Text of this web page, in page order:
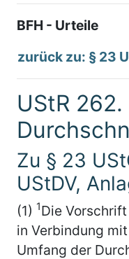
BFH - Urteile
zurück zu: § 23
UStR
Zu § 23
UStDV,
(1) 1Die
in Verbindung
Umfang der